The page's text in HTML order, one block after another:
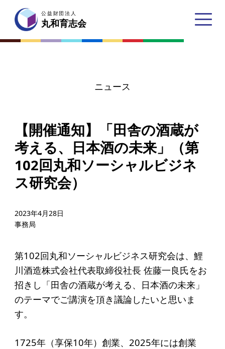
公益財団法人
丸和育志会
丸和育志会とは
理事長あいさつ
丸和育志会の目指す未来
学生のみなさんへ
起業家のみなさんへ
起業を考えている
応援したいみなさんへ
財団概要
理念
沿革
公益財団法人
丸和育志会
ニュース
【開催通知】「田舎の酒蔵が
考える、日本酒の未来」（第
102回丸和ソーシャルビジネ
ス研究会）
2023年4月28日
事務局
第102回丸和ソーシャルビジネス研究会は、鯉
川酒造株式会社代表取締役社長 佐藤一良氏をお
招きし「田舎の酒蔵が考える、日本酒の未来」
のテーマでご講演を頂き議論したいと思いま
す。
1725年（享保10年）創業、2025年には創業